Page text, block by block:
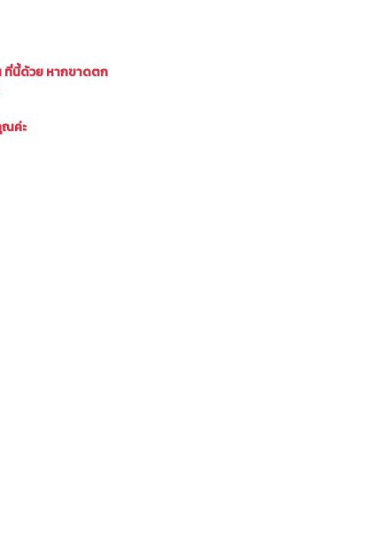
ที่นี้ด้วยหากขาดตก
ณค่ะ